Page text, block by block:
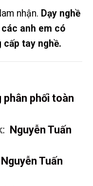
nhận. Dạy nghề
anh em có
tay nghề.
phân phối toàn
Nguyễn Tuấn
Nguyễn Tuấn